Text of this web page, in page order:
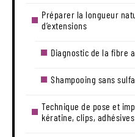
Préparer la longueur
d’extensions
Diagnostic de la fibre
Shampooing sans
Technique de pose et
kératine, clips, adhésives